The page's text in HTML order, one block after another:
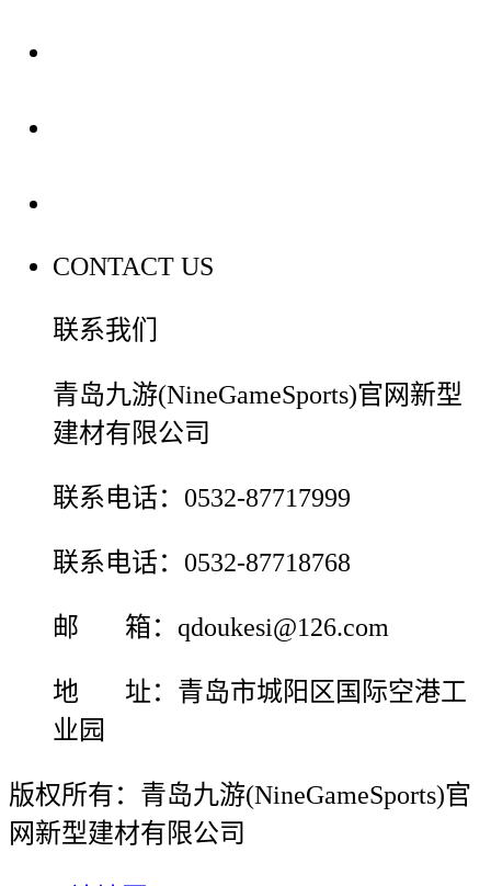
CONTACT US
联系我们
青岛九游(NineGameSports)官网新型
建材有限公司
联系电话：0532-87717999
联系电话：0532-87718768
邮 箱：qdoukesi@126.com
地 址：青岛市城阳区国际空港工
业园
版权所有：青岛九游(NineGameSports)官
网新型建材有限公司